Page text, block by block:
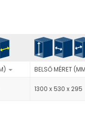
BELSŐ MÉRET
1300 x 530 x 295